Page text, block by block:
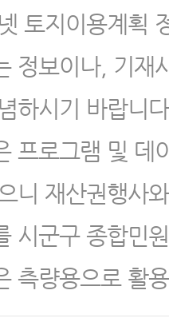
토지이용계획
정보이나, 기재
하시기 바랍니
프로그램 및 데
니 재산권행사
시군구 종합민
측량용으로 활